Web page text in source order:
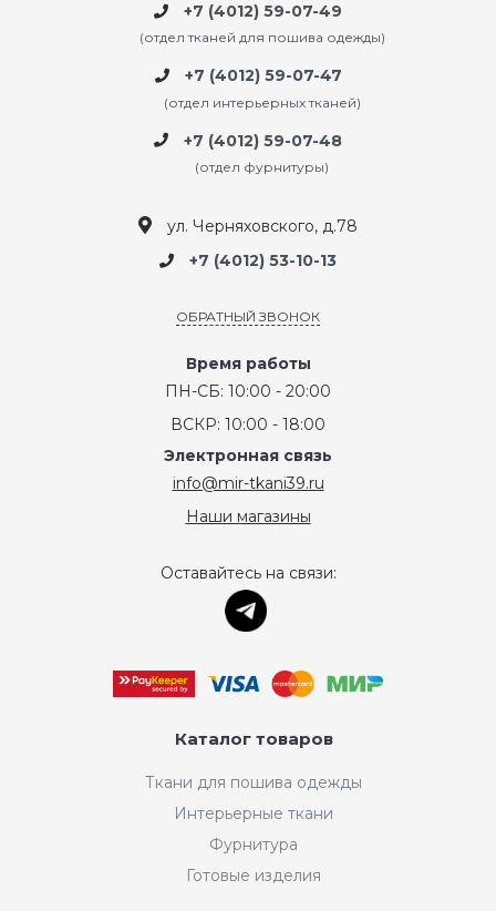
+7 (4012) 59-07-49
(отдел тканей для пошива одежды)
+7 (4012) 59-07-47
(отдел интерьерных тканей)
+7 (4012) 59-07-48
(отдел фурнитуры)
ул. Черняховского, д.78
+7 (4012) 53-10-13
ОБРАТНЫЙ ЗВОНОК
Время работы
ПН-СБ: 10:00 - 20:00
ВСКР: 10:00 - 18:00
Электронная связь
info@mir-tkani39.ru
Наши магазины
Оставайтесь на связи:
Каталог товаров
Ткани для пошива одежды
Интерьерные ткани
Фурнитура
Готовые изделия